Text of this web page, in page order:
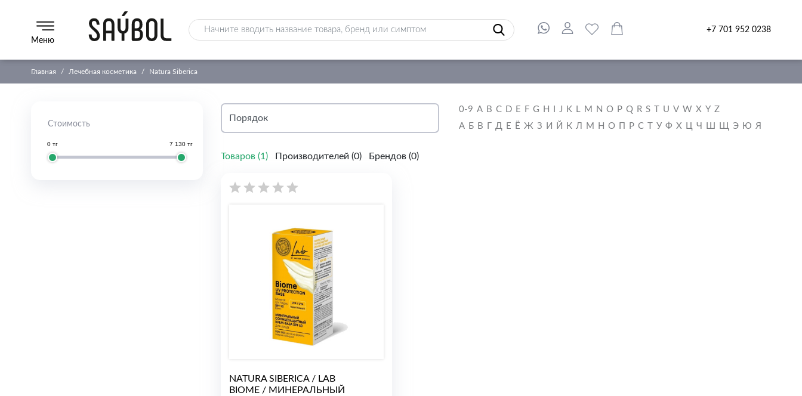
Меню
+7 701 952 0238
Главная Лечебная косметика Natura Siberica
Стоимость
0 тг 7 130 тг
0-9 A B C D E F G H J K L M N O P Q R S U V W X Y Z
А Б В Д Е Ё Ж З И Й К Л М Н О Р С У Ф Х Ц Ч Ш Щ Э Ю Я
Товаров (1 ) Производителей (0) Брендов (0)
NATURA SIBERICA / LAB
BIOME / МИНЕРАЛЬНЫЙ